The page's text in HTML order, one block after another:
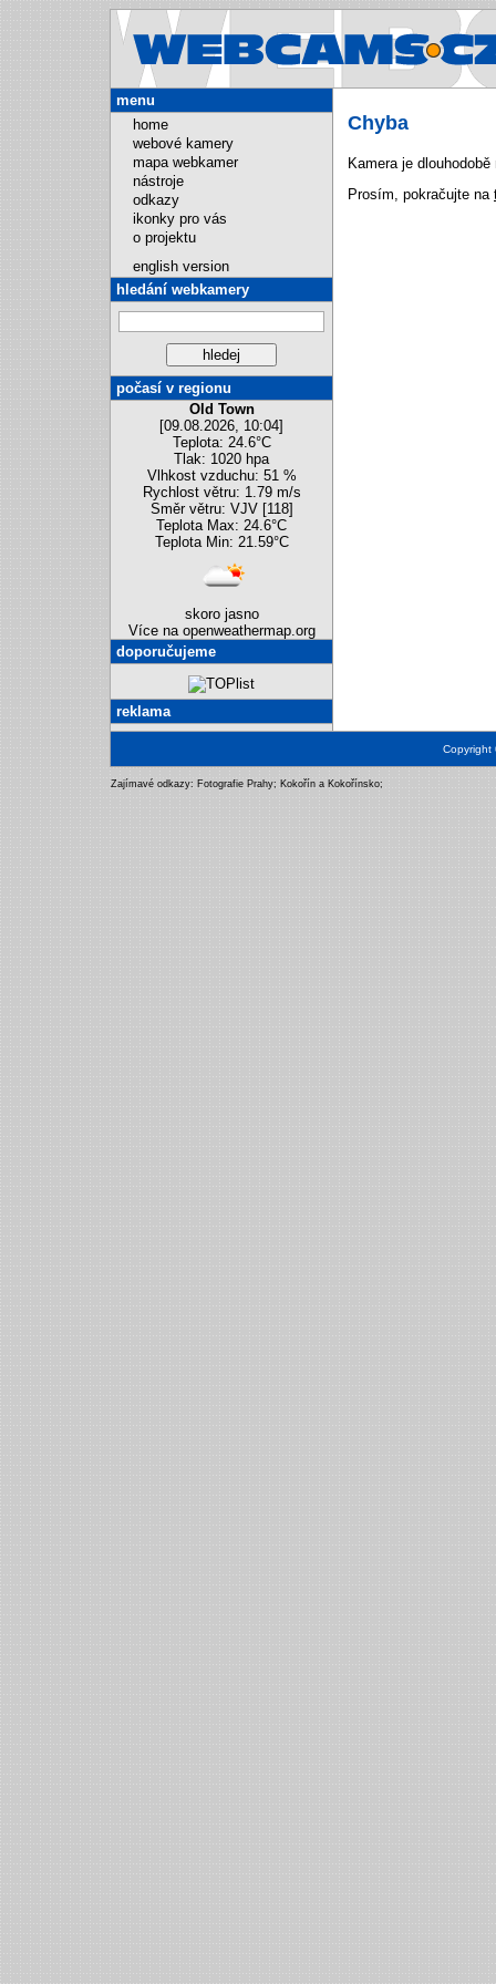
Chyba
Kamera je
Prosím, pokračujte na
menu
home
webové kamery
mapa webkamer
nástroje
odkazy
ikonky pro vás
o projektu
english version
hledání webkamery
počasí v regionu
Old Town
[09.08.2026, 10:04]
Teplota: 24.6°C
Tlak: 1020 hpa
Vlhkost vzduchu: 51 %
Rychlost větru: 1.79 m/s
Směr větru: VJV [118]
Teplota Max: 24.6°C
Teplota Min: 21.59°C
skoro jasno
Více na openweathermap.org
doporučujeme
reklama
Zajímavé odkazy: Fotografie Prahy; Kokořín a Kokořínsko;